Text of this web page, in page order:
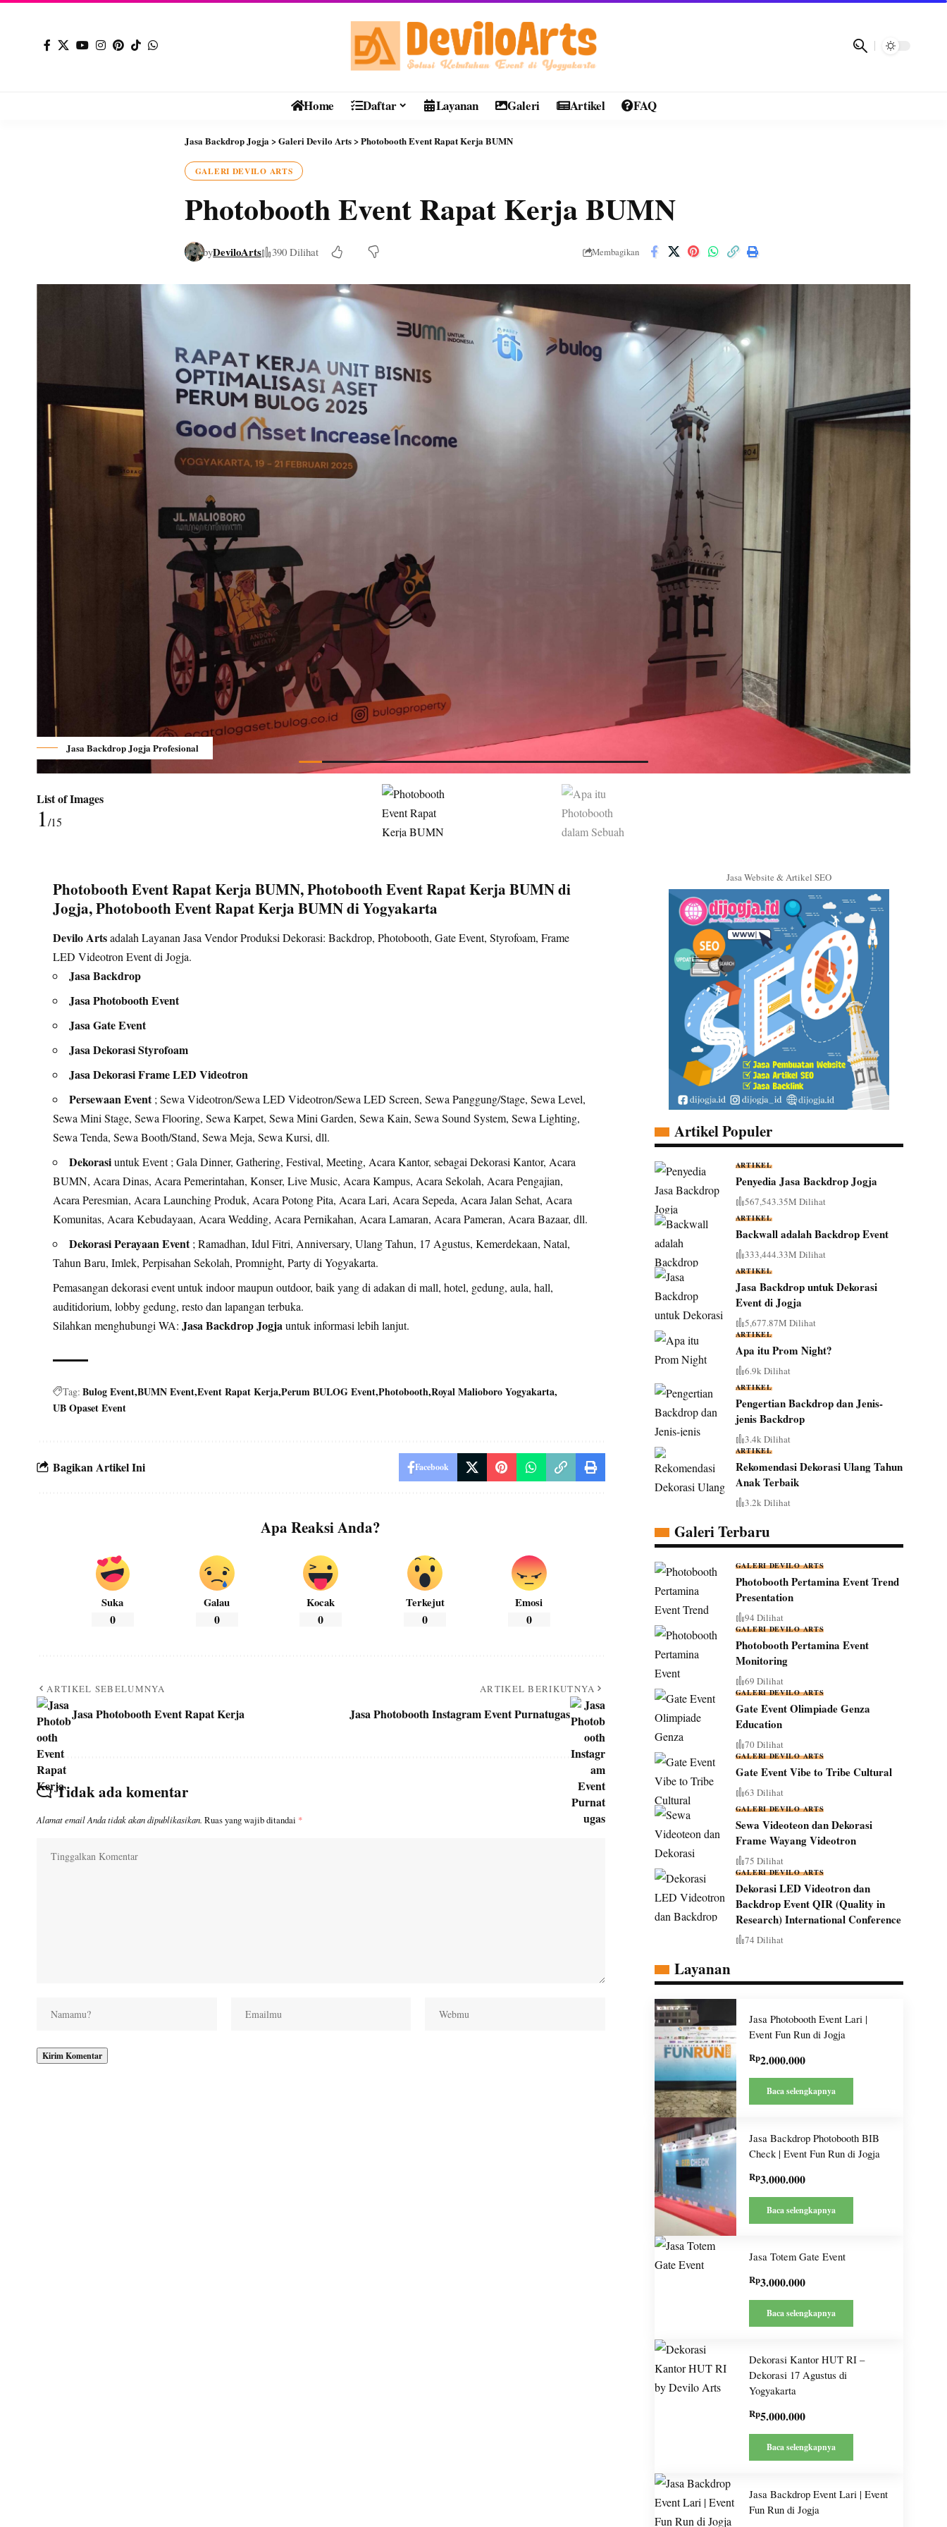
Home Daftar Layanan Galeri Artikel FAQ
Jasa Backdrop Jogja>Galeri Devilo Arts>Photobooth Event Rapat Kerja BUMN
GALERI DEVILO ARTS
Photobooth Event Rapat Kerja BUMN
byDeviloArts 390 Dilihat Membagikan
Jasa Backdrop Jogja Profesional
List of Images
1/15
Photobooth Event Rapat Kerja BUMN, Photobooth Event Rapat Kerja BUMN di
Jogja, Photobooth Event Rapat Kerja BUMN di Yogyakarta
Devilo Artsadalah Layanan Jasa Vendor Produksi Dekorasi: Backdrop, Photobooth, Gate Event, Styrofoam, Frame
LED Videotron Event di Jogja.
Jasa Backdrop
Jasa Photobooth Event
Jasa Gate Event
Jasa Dekorasi Styrofoam
Jasa Dekorasi Frame LED Videotron
Persewaan Event; Sewa Videotron/Sewa LED Videotron/Sewa LED Screen, Sewa Panggung/Stage, Sewa Level,
Sewa Mini Stage, Sewa Flooring, Sewa Karpet, Sewa Mini Garden, Sewa Kain, Sewa Sound System, Sewa Lighting,
Sewa Tenda, Sewa Booth/Stand, Sewa Meja, Sewa Kursi, dll.
Dekorasiuntuk Event ; Gala Dinner, Gathering, Festival, Meeting, Acara Kantor, sebagai Dekorasi Kantor, Acara
BUMN, Acara Dinas, Acara Pemerintahan, Konser, Live Music, Acara Kampus, Acara Sekolah, Acara Pengajian,
Acara Peresmian, Acara Launching Produk, Acara Potong Pita, Acara Lari, Acara Sepeda, Acara Jalan Sehat, Acara
Komunitas, Acara Kebudayaan, Acara Wedding, Acara Pernikahan, Acara Lamaran, Acara Pameran, Acara Bazaar, dll.
Dekorasi Perayaan Event; Ramadhan, Idul Fitri, Anniversary, Ulang Tahun, 17 Agustus, Kemerdekaan, Natal,
Tahun Baru, Imlek, Perpisahan Sekolah, Promnight, Party di Yogyakarta.
Pemasangan dekorasi event untuk indoor maupun outdoor, baik yang di adakan di mall, hotel, gedung, aula, hall,
auditidorium, lobby gedung, resto dan lapangan terbuka.
Silahkan menghubungi WA:Jasa Backdrop Jogjauntuk informasi lebih lanjut.
Tag: Bulog EventBUMN EventEvent Rapat KerjaPerum BULOG EventPhotoboothRoyal Malioboro Yogyakarta
UB Opaset Event
Bagikan Artikel Ini Facebook
Apa Reaksi Anda?
Suka
0
Galau
0
Kocak
0
Terkejut
0
Emosi
0
ARTIKEL SEBELUMNYA
Jasa Photobooth Event Rapat Kerja
ARTIKEL BERIKUTNYA
Jasa Photobooth Instagram Event Purnatugas
Tidak ada komentar
Alamat email Anda tidak akan dipublikasikan. Ruas yang wajib ditandai *
Jasa Website & Artikel SEO
Artikel Populer
ARTIKEL
Penyedia Jasa Backdrop Jogja
567,543.35M Dilihat
ARTIKEL
Backwall adalah Backdrop Event
333,444.33M Dilihat
ARTIKEL
Jasa Backdrop untuk Dekorasi
Event di Jogja
5,677.87M Dilihat
ARTIKEL
Apa itu Prom Night?
6.9k Dilihat
ARTIKEL
Pengertian Backdrop dan Jenis-
jenis Backdrop
3.4k Dilihat
ARTIKEL
Rekomendasi Dekorasi Ulang Tahun
Anak Terbaik
3.2k Dilihat
Galeri Terbaru
GALERI DEVILO ARTS
Photobooth Pertamina Event Trend
Presentation
94 Dilihat
GALERI DEVILO ARTS
Photobooth Pertamina Event
Monitoring
69 Dilihat
GALERI DEVILO ARTS
Gate Event Olimpiade Genza
Education
70 Dilihat
GALERI DEVILO ARTS
Gate Event Vibe to Tribe Cultural
63 Dilihat
GALERI DEVILO ARTS
Sewa Videoteon dan Dekorasi
Frame Wayang Videotron
75 Dilihat
GALERI DEVILO ARTS
Dekorasi LED Videotron dan
Backdrop Event QIR (Quality in
Research) International Conference
74 Dilihat
Layanan
Jasa Photobooth Event Lari |
Event Fun Run di Jogja
Rp2.000.000
Baca selengkapnya
Jasa Backdrop Photobooth BIB
Check | Event Fun Run di Jogja
Rp3.000.000
Baca selengkapnya
Jasa Totem Gate Event
Rp3.000.000
Baca selengkapnya
Dekorasi Kantor HUT RI –
Dekorasi 17 Agustus di
Yogyakarta
Rp5.000.000
Baca selengkapnya
Jasa Backdrop Event Lari | Event
Fun Run di Jogja